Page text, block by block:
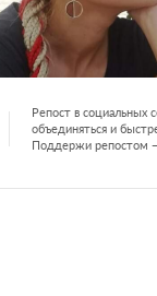
LinkedInРепост в социальных
объединяться и
Поддержи репостом